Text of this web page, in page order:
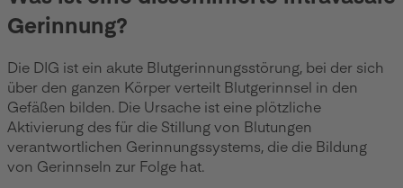
Gerinnung?
Die DIG ist ein akute Blutgerinnungsstörung, bei der sich
über den ganzen Körper verteilt Blutgerinnsel in den
Gefäßen bilden. Die Ursache ist eine plötzliche
Aktivierung des für die Stillung von Blutungen
verantwortlichen Gerinnungssystems, die die Bildung
von Gerinnseln zur Folge hat.